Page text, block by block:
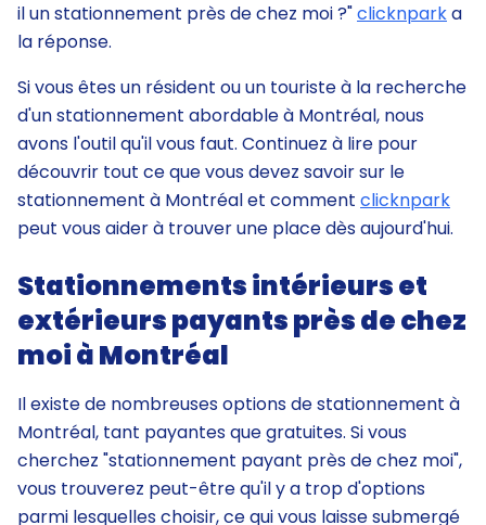
il un stationnement près de chez moi ?"clicknparka
la réponse.
Si vous êtes un résident ou un touriste à la recherche
d'un stationnement abordable à Montréal, nous
avons l'outil qu'il vous faut. Continuez à lire pour
découvrir tout ce que vous devez savoir sur le
stationnement à Montréal et comment clicknpark
peut vous aider à trouver une place dès aujourd'hui.
Stationnements intérieurs et
extérieurs payants près de chez
moi à Montréal
Il existe de nombreuses options de stationnement à
Montréal, tant payantes que gratuites. Si vous
cherchez "stationnement payant près de chez moi",
vous trouverez peut-être qu'il y a trop d'options
parmi lesquelles choisir, ce qui vous laisse submergé